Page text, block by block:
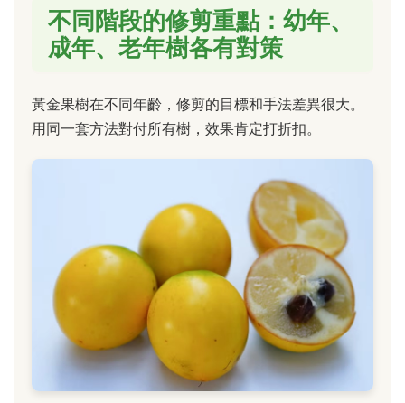
不同階段的修剪重點：幼年、
成年、老年樹各有對策
黃金果樹在不同年齡，修剪的目標和手法差異很大。
用同一套方法對付所有樹，效果肯定打折扣。